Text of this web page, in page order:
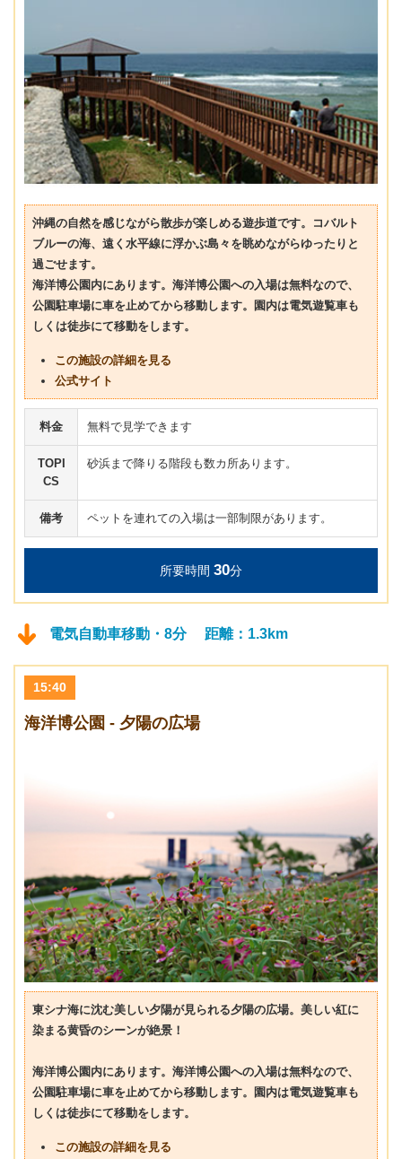
沖縄の自然を感じながら散歩が楽しめる遊歩道です。コバルト
ブルーの海、遠く水平線に浮かぶ島々を眺めながらゆったりと
過ごせます。
海洋博公園内にあります。海洋博公園への入場は無料なので、
公園駐車場に車を止めてから移動します。園内は電気遊覧車も
しくは徒歩にて移動をします。
この施設の詳細を見る
公式サイト
料金 無料で見学できます
TOPI
CS
砂浜まで降りる階段も数カ所あります。
備考 ペットを連れての入場は一部制限があります。
所要時間 30分
電気自動車移動・8分 距離：1.3km
15:40
海洋博公園 - 夕陽の広場
東シナ海に沈む美しい夕陽が見られる夕陽の広場。美しい紅に
染まる黄昏のシーンが絶景！
海洋博公園内にあります。海洋博公園への入場は無料なので、
公園駐車場に車を止めてから移動します。園内は電気遊覧車も
しくは徒歩にて移動をします。
この施設の詳細を見る